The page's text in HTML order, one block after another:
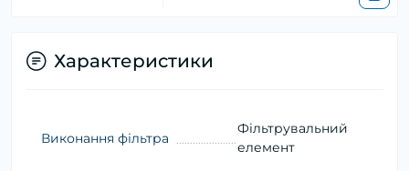
Характеристики
Виконання фільтра
Фільтрувальний
елемент